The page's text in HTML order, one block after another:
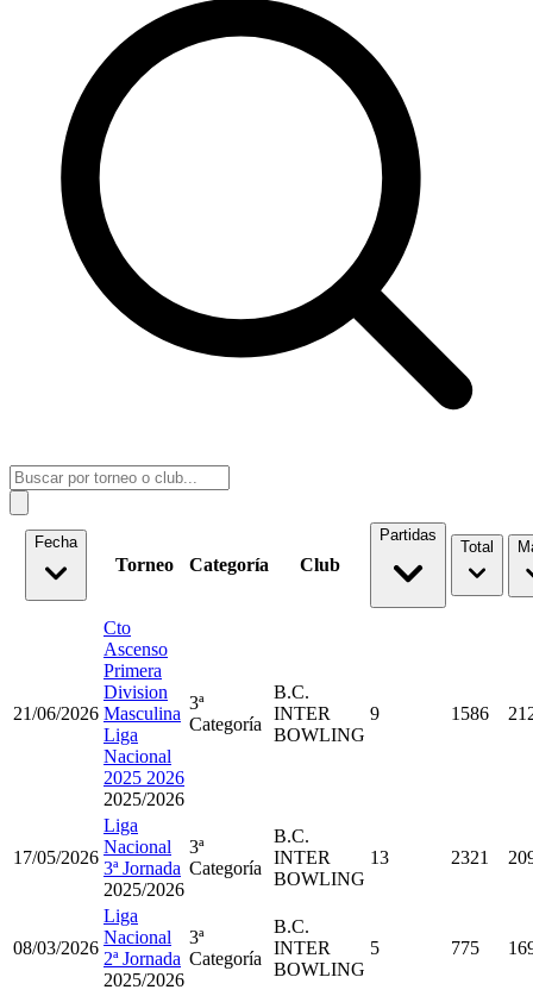
Fecha
Torneo Categoría Club
Partidas
Total
21/06/2026
Cto
Ascenso
Primera
Division
Masculina
Liga
Nacional
2025 2026
2025/2026
3ª
Categoría
B.C.
INTER
BOWLING
9 1586
17/05/2026
Liga
Nacional
3ª Jornada
2025/2026
3ª
Categoría
B.C.
INTER
BOWLING
13 2321
08/03/2026
Liga
Nacional
2ª Jornada
2025/2026
3ª
Categoría
B.C.
INTER
BOWLING
5 775